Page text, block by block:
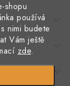
shopu
používá
nimi budete
Vám ještě
zde.